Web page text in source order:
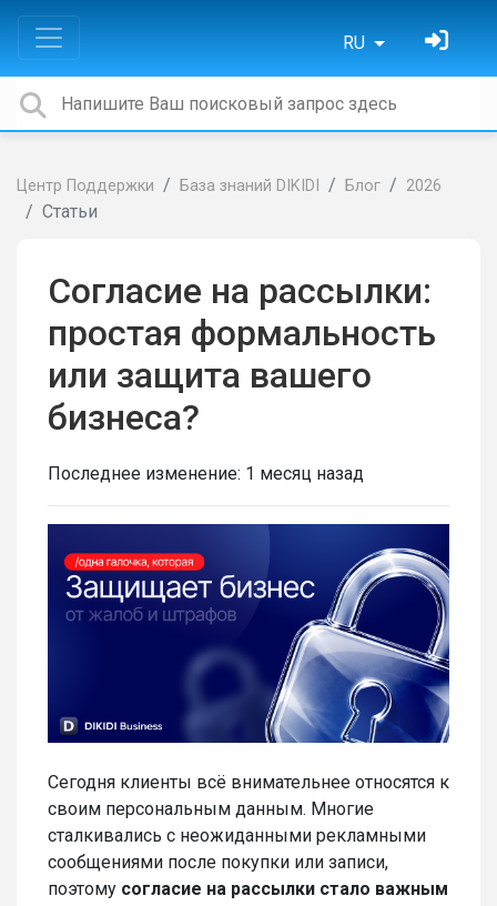
RU
Центр Поддержки База знаний DIKIDI Блог 2026
Статьи
Согласие на рассылки:
простая формальность
или защита вашего
бизнеса?
Последнее изменение: 1 месяц назад
Сегодня клиенты всё внимательнее относятся к
своим персональным данным. Многие
сталкивались с неожиданными рекламными
сообщениями после покупки или записи,
поэтому согласие на рассылки стало важным